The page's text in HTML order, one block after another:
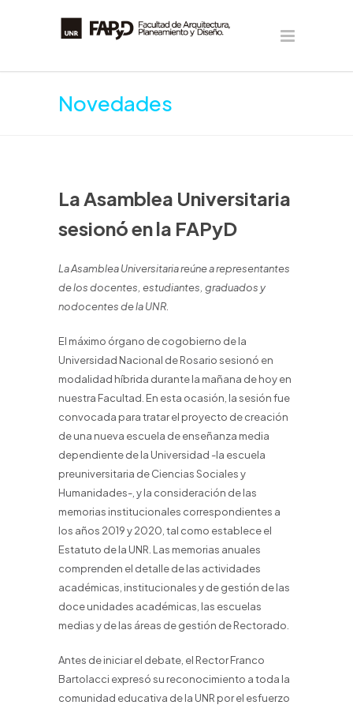
Novedades
La Asamblea Universitaria
sesionó en la FAPyD
La Asamblea Universitaria reúne a representantes
de los docentes, estudiantes, graduados y
nodocentes de la UNR.
El máximo órgano de cogobierno de la
Universidad Nacional de Rosario sesionó en
modalidad híbrida durante la mañana de hoy en
nuestra Facultad. En esta ocasión, la sesión fue
convocada para tratar el proyecto de creación
de una nueva escuela de enseñanza media
dependiente de la Universidad -la escuela
preuniversitaria de Ciencias Sociales y
Humanidades-, y la consideración de las
memorias institucionales correspondientes a
los años 2019 y 2020, tal como establece el
Estatuto de la UNR. Las memorias anuales
comprenden el detalle de las actividades
académicas, institucionales y de gestión de las
doce unidades académicas, las escuelas
medias y de las áreas de gestión de Rectorado.
Antes de iniciar el debate, el Rector Franco
Bartolacci expresó su reconocimiento a toda la
comunidad educativa de la UNR por el esfuerzo